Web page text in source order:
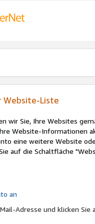
Website-Liste
wir Sie, Ihre Websites
Website-Informationen
eine weitere Website
auf die Schaltfläche
an
Adresse und klicken